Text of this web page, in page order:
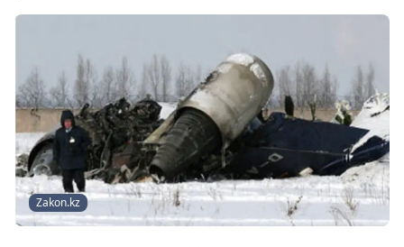
Zakon.kz